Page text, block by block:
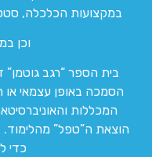
במקצועות הכלכלה,
וכן
בית הספר “רגב גוטמן”
הסמכה באופן עצמאי או
המכללות
הוצאת ה”טפל” מהלימוד.
כדי